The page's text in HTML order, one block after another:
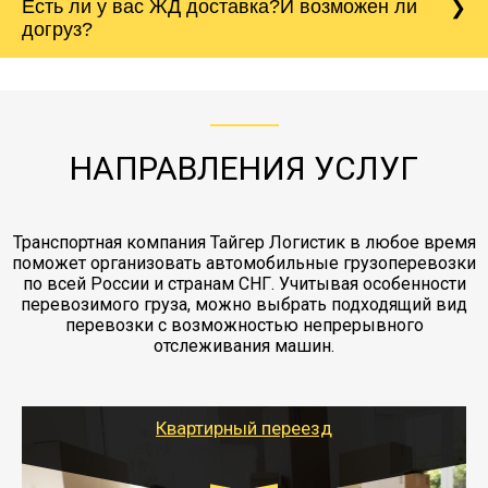
сантиметров. Идеальная упаковка
холодильника - обложить картонными
коробками и обмотать стрейч пленкой.
непредвиденных ситуаций. Делаем страховку
Вашего груза по ставке 0.15 от стоимости
груза. Мы сотрудничаем по услугам страховки
заканчивая выгрузкой в пункте получателя.
морской путь. Речная доставка баржой.
Есть ли у вас ЖД доставка?И возможен ли
догруз?
НАПРАВЛЕНИЯ УСЛУГ
Транспортная компания Тайгер Логистик в любое время
поможет организовать автомобильные грузоперевозки
по всей России и странам СНГ. Учитывая особенности
перевозимого груза, можно выбрать подходящий вид
перевозки с возможностью непрерывного
отслеживания машин.
Квартирный переезд